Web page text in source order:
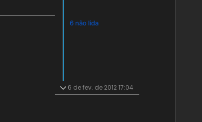
6 não lida
6 de fev. de 2012 17:04